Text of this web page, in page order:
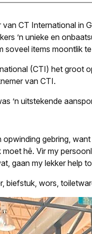
van CT International
’n unieke en
soveel items moontlik
(CTI) het groot
van CTI.
’n uitstekende
gebring,
hê. Vir my
gaan my lekker help
biefstuk, wors,